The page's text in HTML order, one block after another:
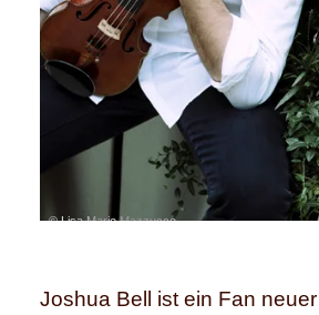
© Lisa Marie Mazzucco
Joshua Bell ist ein Fan